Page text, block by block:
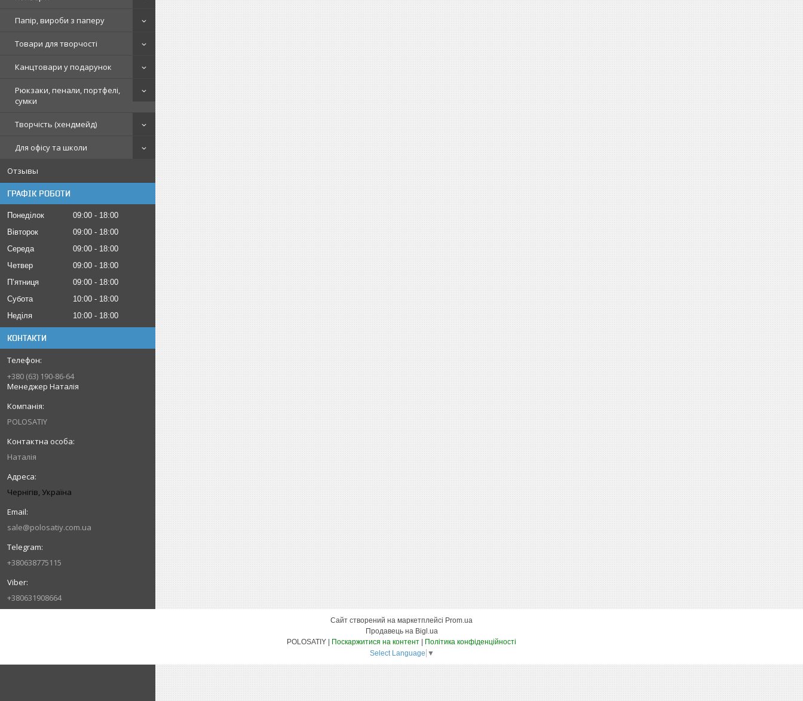
Папір, вироби з паперу
Товари для творчості
Канцтовари у подарунок
Рюкзаки, пенали, портфелі,
сумки
Творчість (хендмейд)
Для офісу та школи
Отзывы
ГРАФІК РОБОТИ
Понеділок 09:00
18:00
Вівторок
09:00
18:00
Середа
09:00
18:00
Четвер
09:00
18:00
Пʼятниця
09:00
18:00
Субота
10:00
18:00
Неділя
10:00 18:00
КОНТАКТИ
+380 (63) 190-86-64
Менеджер Наталія
POLOSATIY
Наталія
Чернігів, Україна
sale@polosatiy.com.ua
+380638775115
+380631908664
Сайт створений на маркетплейсі Prom.ua
Продавець на Bigl.ua
Поскаржитися на контент
Політика конфіденційності
Select Language ▼